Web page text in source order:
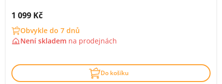
Cena s DPH:
1 099 Kč
Obvykle do 7 dnů
Není skladem na prodejnách
Do košíku